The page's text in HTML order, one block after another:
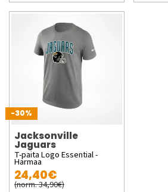
-30%
Jacksonville
Jaguars
T-paita Logo Essential -
Harmaa
24,40€
(norm. 34,90€)